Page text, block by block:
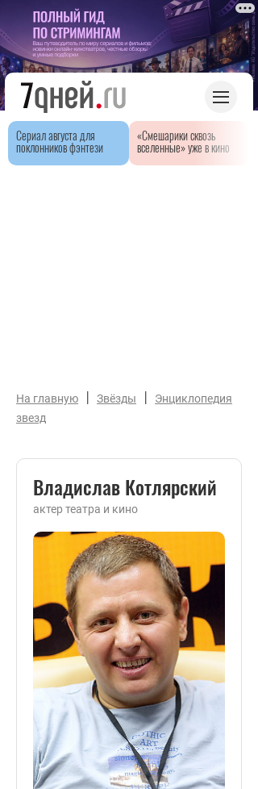
Сериал августа для
поклонников фэнтези
«Смешарики сквозь
вселенные» уже в кино
На главную | Звёзды |
Энциклопедия
звезд
Владислав Котлярский
актер театра и кино